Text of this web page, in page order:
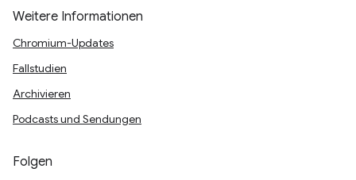
Weitere Informationen
Chromium-Updates
Fallstudien
Archivieren
Podcasts und Sendungen
Folgen